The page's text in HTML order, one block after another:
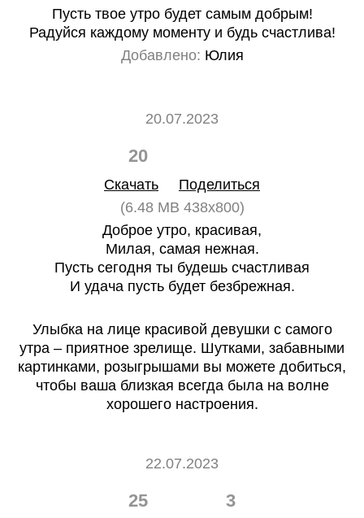
Пусть твое утро будет самым добрым!
Радуйся каждому моменту и будь счастлива!
Добавлено: Юлия
20.07.2023
20
Скачать
Поделиться
(6.48 MB 438x800)
Доброе утро, красивая,
Милая, самая нежная.
Пусть сегодня ты будешь счастливая
И удача пусть будет безбрежная.
Улыбка на лице красивой девушки с самого
утра – приятное зрелище. Шутками, забавными
картинками, розыгрышами вы можете добиться,
чтобы ваша близкая всегда была на волне
хорошего настроения.
22.07.2023
25 3